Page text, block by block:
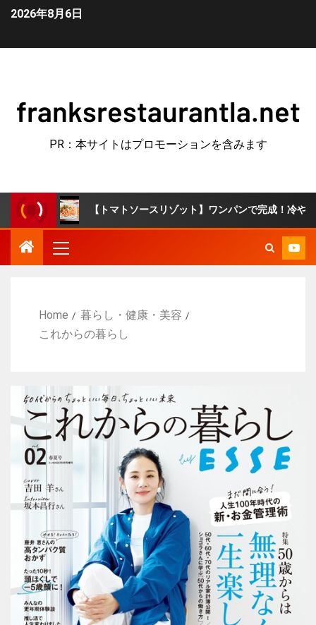
2026年8月6日
franksrestaurantla.net
PR：本サイトはプロモーションを含みます
【トマトソースリゾット】ワンパンで完成！冷やごはんで簡単10分♪
Home
暮らし・健康・美容
これからの暮らし